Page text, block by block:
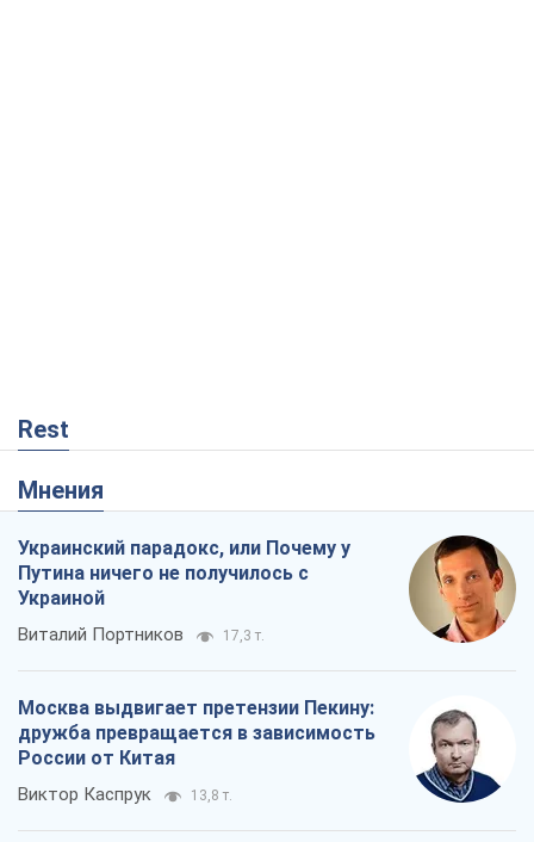
Rest
Мнения
Украинский парадокс, или Почему у
Путина ничего не получилось с
Украиной
Виталий Портников 17,3 т.
Москва выдвигает претензии Пекину:
дружба превращается в зависимость
России от Китая
Виктор Каспрук 13,8 т.